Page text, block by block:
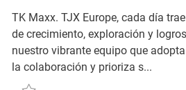
TK Maxx. TJX Europe, cada día
de crecimiento, exploración y
nuestro vibrante equipo que
la colaboración y prioriza s...